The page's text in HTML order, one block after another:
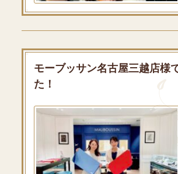
モーブッサン名古屋三越店様
た！